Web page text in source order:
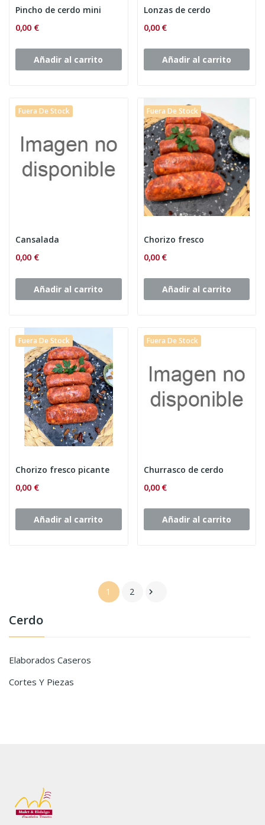
Cerdo
Elaborados Caseros
Cortes Y Piezas
Pincho de cerdo mini
0,00 €
Añadir al carrito
Lonzas de cerdo
0,00 €
Añadir al carrito
Fuera De Stock
Cansalada
0,00 €
Añadir al carrito
Fuera De Stock
Chorizo fresco
0,00 €
Añadir al carrito
Fuera De Stock
Chorizo fresco picante
0,00 €
Añadir al carrito
Fuera De Stock
Churrasco de cerdo
0,00 €
Añadir al carrito
1 2 